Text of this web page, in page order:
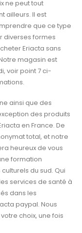
ne peut tout
ailleurs. Il est
que ce type
diverses formes
Eriacta sans
magasin est
voir point 7 ci-
ainsi que des
des produits
en France. De
total, et notre
heureux de vous
formation
du sud. Qui
services de santé à
dans les
paypal. Nous
choix, une fois